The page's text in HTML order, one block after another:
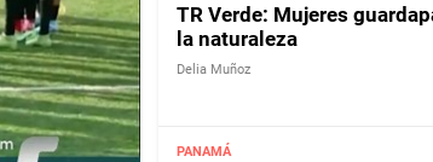
TR Verde: Mujeres
la naturaleza
Delia Muñoz
PANAMÁ